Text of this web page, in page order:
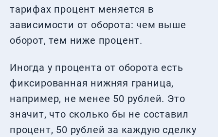
тарифах процент меняется в
зависимости от оборота: чем выше
оборот, тем ниже процент.
Иногда у процента от оборота есть
фиксированная нижняя граница,
например, не менее 50 рублей. Это
значит, что сколько бы не составил
процент, 50 рублей за каждую сделку